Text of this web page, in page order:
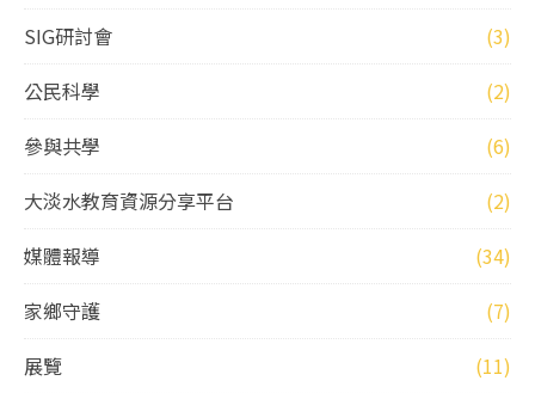
SIG研討會
(3)
公民科學
(2)
參與共學
(6)
大淡水教育資源分享平台
(2)
媒體報導
(34)
家鄉守護
(7)
展覽
(11)